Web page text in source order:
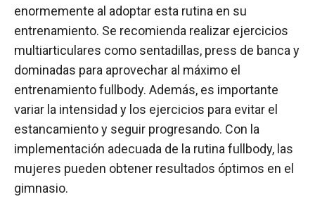
enormemente al adoptar esta rutina en su
entrenamiento. Se recomienda realizar ejercicios
multiarticulares como sentadillas, press de banca y
dominadas para aprovechar al máximo el
entrenamiento fullbody. Además, es importante
variar la intensidad y los ejercicios para evitar el
estancamiento y seguir progresando. Con la
implementación adecuada de la rutina fullbody, las
mujeres pueden obtener resultados óptimos en el
gimnasio.